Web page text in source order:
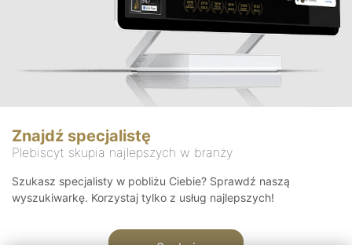
Znajdź specjalistę
Plebiscyt skupia najlepszych w branży
Szukasz specjalisty w pobliżu Ciebie? Sprawdź naszą
wyszukiwarkę. Korzystaj tylko z usług najlepszych!